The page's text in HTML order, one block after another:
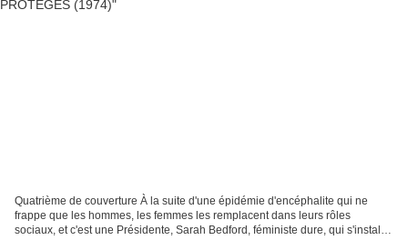
Quatrième de couverture À la suite d'une épidémie d'encéphalite qui ne
frappe que les hommes, les femmes les remplacent dans leurs rôles
sociaux, et c'est une Présidente, Sarah Bedford, féministe dure, qui s'installe